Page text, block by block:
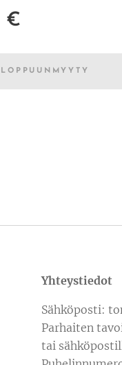
€
LOPPUUNMYYTY
Yhteystiedot
Sähköposti:
Parhaiten
tai